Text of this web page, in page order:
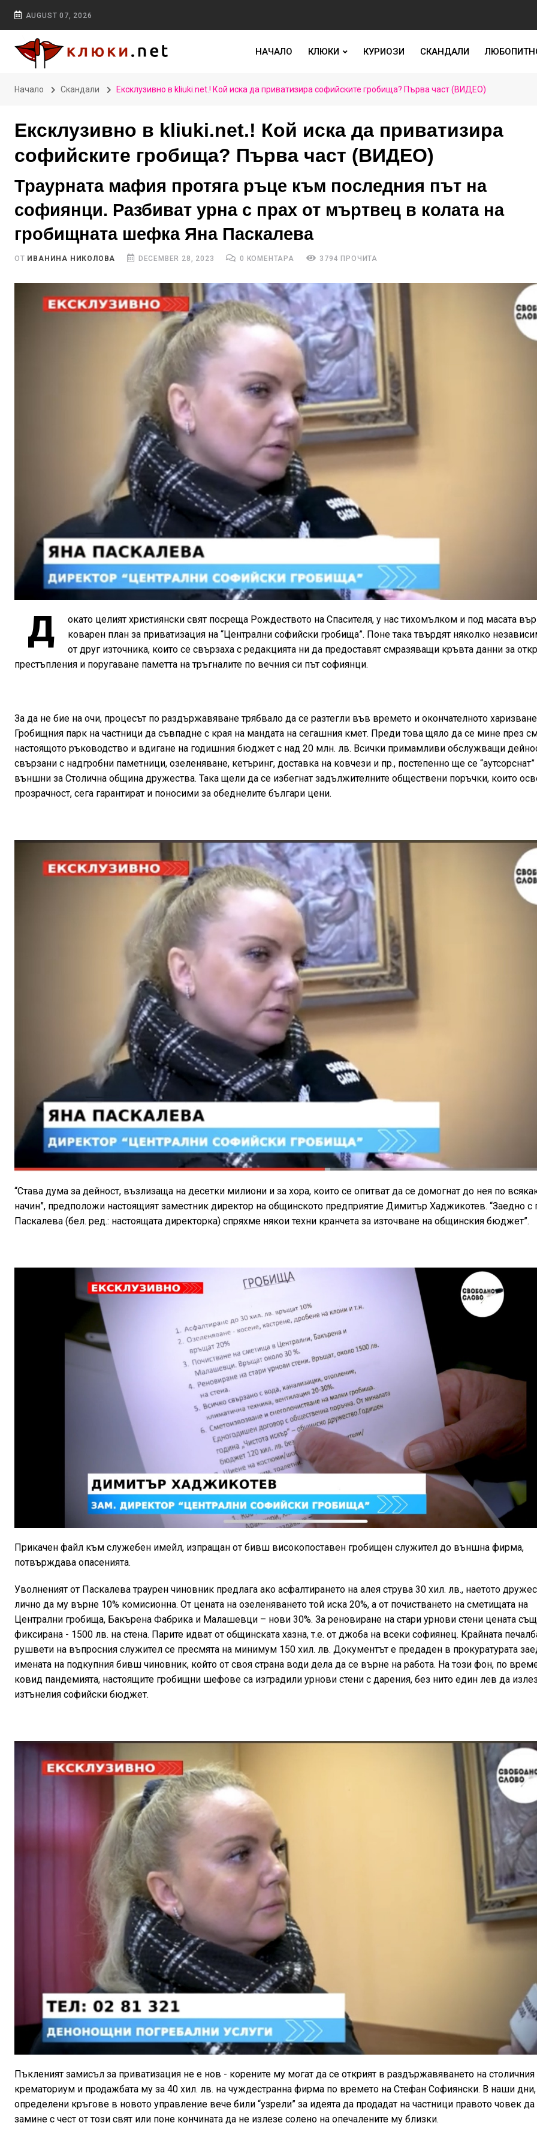
AUGUST 07, 2026
НАЧАЛО КЛЮКИ КУРИОЗИ СКАНДАЛИ
Начало Скандали Ексклузивно в kliuki.net.! Кой иска да приватизира софийските гробища? Първа част (ВИДЕО)
Ексклузивно в kliuki.net.! Кой иска да приватизира
софийските гробища? Първа част (ВИДЕО)
Траурната мафия протяга ръце към последния път на
софиянци. Разбиват урна с прах от мъртвец в колата на
гробищната шефка Яна Паскалева
ОТ ИВАНИНА НИКОЛОВА DECEMBER 28, 2023 0 КОМЕНТАРА 3794 ПРОЧИТА
Д
окато целият християнски свят посреща Рождеството на Спасителя, у нас тихомълком и под масата
коварен план за приватизация на “Централни софийски гробища”. Поне така твърдят няколко
от друг източника, които се свързаха с редакцията ни да предоставят смразяващи кръвта данни за
престъпления и поругаване паметта на тръгналите по вечния си път софиянци.
За да не бие на очи, процесът по раздържавяване трябвало да се разтегли във времето и окончателното
Гробищния парк на частници да съвпадне с края на мандата на сегашния кмет. Преди това щяло да се мине през
настоящото ръководство и вдигане на годишния бюджет с над 20 млн. лв. Всички примамливи обслужващи
свързани с надгробни паметници, озеленяване, кетъринг, доставка на ковчези и пр., постепенно ще се “аутсорснат”
външни за Столична община дружества. Така щели да се избегнат задължителните обществени поръчки, които
прозрачност, сега гарантират и поносими за обеднелите българи цени.
“Става дума за дейност, възлизаща на десетки милиони и за хора, които се опитват да се домогнат до нея по
начин”, предположи настоящият заместник директор на общинското предприятие Димитър Хаджикотев. “Заедно с
Паскалева (бел. ред.: настоящата директорка) спряхме някои техни кранчета за източване на общинския бюджет”.
Прикачен файл към служебен имейл, изпращан от бивш високопоставен гробищен служител до външна фирма,
потвърждава опасенията.
Уволненият от Паскалева траурен чиновник предлага ако асфалтирането на алея струва 30 хил. лв., наетото
лично да му върне 10% комисионна. От цената на озеленяването той иска 20%, а от почистването на сметищата на
Централни гробища, Бакърена Фабрика и Малашевци – нови 30%. За реновиране на стари урнови стени цената
фиксирана - 1500 лв. на стена. Парите идват от общинската хазна, т.е. от джоба на всеки софиянец. Крайната
рушвети на въпросния служител се пресмята на минимум 150 хил. лв. Документът е предаден в прокуратурата
имената на подкупния бивш чиновник, който от своя страна води дела да се върне на работа. На този фон, по
ковид пандемията, настоящите гробищни шефове са изградили урнови стени с дарения, без нито един лев да
изтънелия софийски бюджет.
Пъкленият замисъл за приватизация не е нов - корените му могат да се открият в раздържавяването на столичния
крематориум и продажбата му за 40 хил. лв. на чуждестранна фирма по времето на Стефан Софиянски. В наши дни,
определени кръгове в новото управление вече били “узрели” за идеята да продадат на частници правото човек да
замине с чест от този свят или поне кончината да не излезе солено на опечалените му близки.